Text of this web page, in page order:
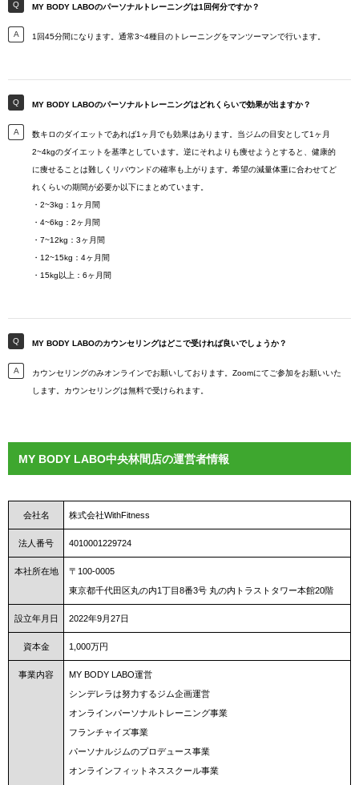
MY BODY LABOのパーソナルトレーニングは1回何分ですか？
1回45分間になります。通常3~4種目のトレーニングをマンツーマンで行います。
MY BODY LABOのパーソナルトレーニングはどれくらいで効果が出ますか？
数キロのダイエットであれば1ヶ月でも効果はあります。当ジムの目安として1ヶ月
2~4kgのダイエットを基準としています。逆にそれよりも痩せようとすると、健康的
に痩せることは難しくリバウンドの確率も上がります。希望の減量体重に合わせてど
れくらいの期間が必要か以下にまとめています。
・2~3kg：1ヶ月間
・4~6kg：2ヶ月間
・7~12kg：3ヶ月間
・12~15kg：4ヶ月間
・15kg以上：6ヶ月間
MY BODY LABOのカウンセリングはどこで受ければ良いでしょうか？
カウンセリングのみオンラインでお願いしております。Zoomにてご参加をお願いいた
します。カウンセリングは無料で受けられます。
MY BODY LABO中央林間店の運営者情報
会社名 株式会社WithFitness
法人番号 4010001229724
本社所在地
〒100-0005
東京都千代田区丸の内1丁目8番3号 丸の内トラストタワー本館20階
設立年月日 2022年9月27日
資本金 1,000万円
事業内容
MY BODY LABO運営
シンデレラは努力するジム企画運営
オンラインパーソナルトレーニング事業
フランチャイズ事業
パーソナルジムのプロデュース事業
オンラインフィットネススクール事業